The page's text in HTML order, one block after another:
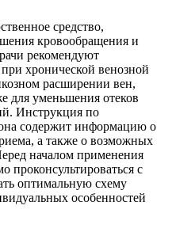
средство,
кровообращения и
рекомендуют
хронической венозной
расширении вен,
для уменьшения отеков
Инструкция по
содержит информацию о
а также о возможных
началом применения
проконсультироваться с
оптимальную схему
особенностей